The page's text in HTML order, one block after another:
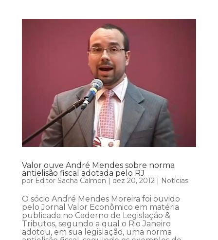
Valor ouve André Mendes sobre norma
antielisão fiscal adotada pelo RJ
por Editor Sacha Calmon | dez 20, 2012| Notícias
O sócio André Mendes Moreira foi ouvido
pelo Jornal Valor Econômico em matéria
publicada no Caderno de Legislação &
Tributos, segundo a qual o Rio Janeiro
adotou, em sua legislação, uma norma